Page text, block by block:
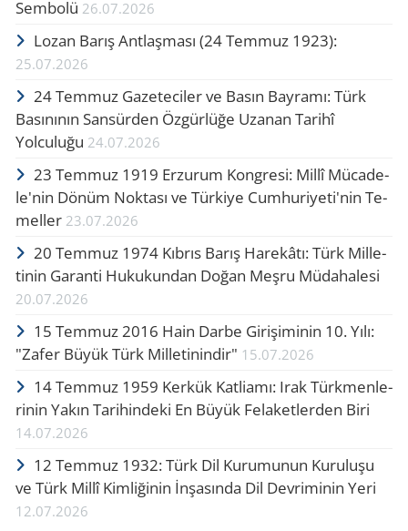
Sembolü 26.07.2026
Lozan Barış Ant­laş­ma­sı (24 Tem­muz 1923):
25.07.2026
24 Temmuz Gazeteciler ve Basın Bayramı: Türk
Basınının Sansürden Özgürlüğe Uzanan Tarihî
Yolculuğu 24.07.2026
23 Tem­muz 1919 Er­zu­rum Kong­re­si: Millî Mü­ca­de­
le'nin Dönüm Nok­ta­sı ve Tür­ki­ye Cum­hu­ri­ye­ti'nin Te­
mel­le­r 23.07.2026
20 Tem­muz 1974 Kıb­rıs Barış Ha­re­kâ­tı: Türk Mil­le­
ti­nin Ga­ran­ti Hu­ku­kun­dan Doğan Meşru Mü­da­ha­le­si
20.07.2026
15 Tem­muz 2016 Hain Darbe Gi­ri­şi­mi­nin 10. Yılı:
"Zafer Büyük Türk Mil­le­ti­nin­dir" 15.07.2026
14 Tem­muz 1959 Ker­kük Kat­li­amı: Irak Türk­men­le­
ri­nin Yakın Ta­ri­hin­de­ki En Büyük Fe­la­ket­ler­den Biri
14.07.2026
12 Tem­muz 1932: Türk Dil Ku­ru­mu­nun Ku­ru­lu­şu
ve Türk Millî Kim­li­ği­nin İnşa­sın­da Dil Dev­ri­mi­nin Yeri
12.07.2026